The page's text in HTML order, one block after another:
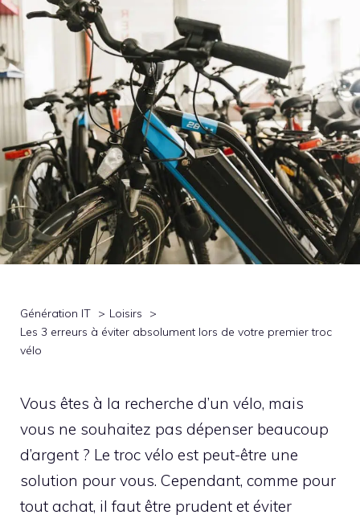
Génération IT
Loisirs
Les 3 erreurs à éviter absolument lors de votre premier troc
vélo
Vous êtes à la recherche d’un vélo, mais
vous ne souhaitez pas dépenser beaucoup
d’argent ? Le troc vélo est peut-être une
solution pour vous. Cependant, comme pour
tout achat, il faut être prudent et éviter